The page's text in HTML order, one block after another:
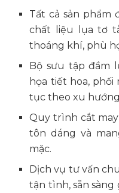
Tất cả sản phẩm
chất liệu lụa tơ
thoáng khí, phù
Bộ sưu tập đầm
họa tiết hoa,
tục theo xu
Quy trình cắt
tôn dáng và
mặc.
Dịch vụ tư vấn
tận tình, sẵn sàng